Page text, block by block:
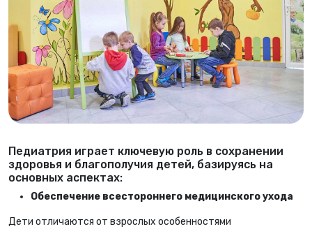
Педиатрия играет ключевую роль в сохранении
здоровья и благополучия детей, базируясь на
основных аспектах:
Обеспечение всестороннего медицинского ухода
Дети отличаются от взрослых особенностями